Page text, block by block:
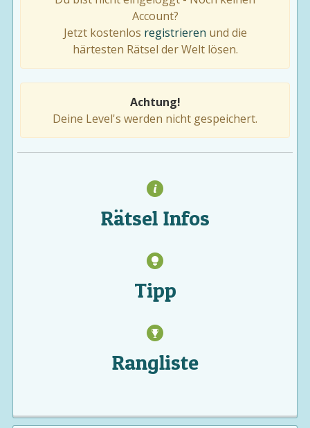
Account?
Jetzt kostenlos registrieren und die
härtesten Rätsel der Welt lösen.
Achtung!
Deine Level's werden nicht gespeichert.
Rätsel Infos
Tipp
Rangliste